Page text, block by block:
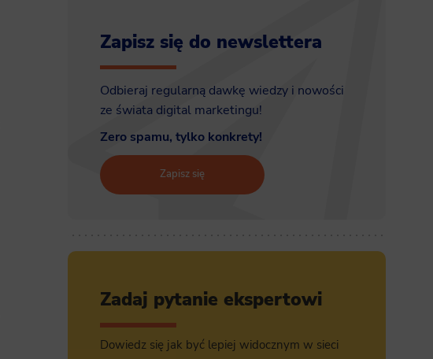
Zapisz się do newslettera
Odbieraj regularną dawkę wiedzy i nowości
ze świata digital marketingu!
Zero spamu, tylko konkrety!
Zapisz się
Zadaj pytanie ekspertowi
Dowiedz się jak być lepiej widocznym w sieci